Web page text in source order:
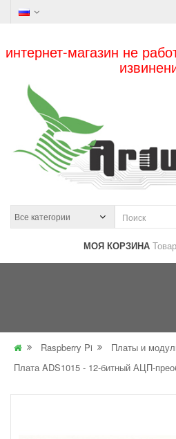
интернет-магазин не
МОЯ КОРЗИНА
Raspberry Pi
Платы и
Плата ADS1015 - 12-битный АЦП-